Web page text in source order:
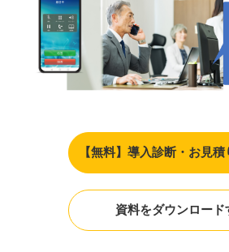
【無料】導入診断・お見
資料をダウンロード